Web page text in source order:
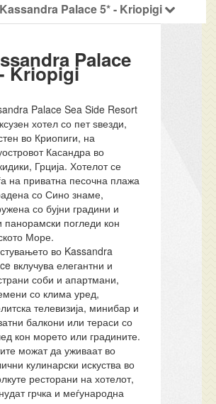
Palace 5* - Kriopigi
Palace
Kriopigi
Palace Sea Side Resort
хотел со пет ѕвезди,
во Криопиги, на
Касандра во
Грција. Хотелот се
на приватна песочна плажа
со Сино знаме,
со бујни градини и
панорамски погледи кон
Море.
во Kassandra
вклучува елегантни и
соби и апартмани,
со клима уред,
телевизија, минибар и
балкони или тераси со
кон морето или градините.
можат да уживаат во
кулинарски искуства во
ресторани на хотелот,
грчка и меѓународна